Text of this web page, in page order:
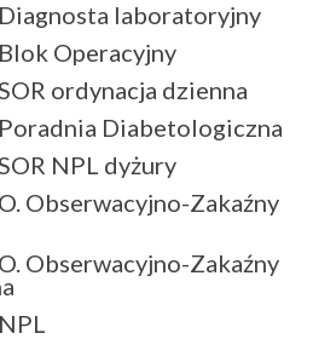
laboratoryjny
Operacyjny
ordynacja dzienna
Diabetologiczna
NPL dyżury
Obserwacyjno-Zakaźny
Obserwacyjno-Zakaźny